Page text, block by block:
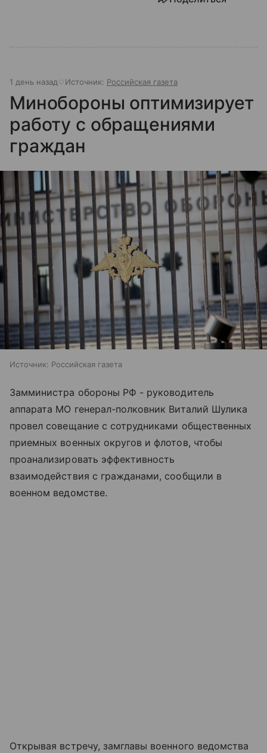
1 день назад Источник: Российская газета
Минобороны оптимизирует
работу с обращениями
граждан
Источник: Российская газета
Замминистра обороны РФ - руководитель
аппарата МО генерал-полковник Виталий Шулика
провел совещание с сотрудниками общественных
приемных военных округов и флотов, чтобы
проанализировать эффективность
взаимодействия с гражданами, сообщили в
военном ведомстве.
Открывая встречу, замглавы военного ведомства